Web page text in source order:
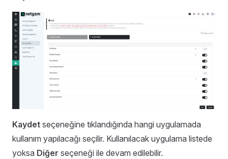
Kaydet seçeneğine tıklandığında hangi uygulamada
kullanım yapılacağı seçilir. Kullanılacak uygulama listede
yoksa Diğer seçeneği ile devam edilebilir.